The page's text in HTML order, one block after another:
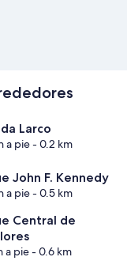
Larco
a pie- 0.2 km
John F. Kennedy
a pie- 0.5 km
Central de
a pie- 0.6 km